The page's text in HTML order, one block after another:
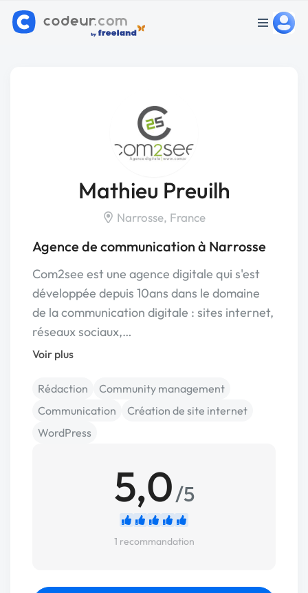
Mathieu Preuilh
Narrosse, France
Agence de communication à Narrosse
Com2see est une agence digitale qui s'est
développée depuis 10ans dans le domaine
de la communication digitale : sites internet,
réseaux sociaux,…
Voir plus
Rédaction
Community management
Communication
Création de site internet
WordPress
5,0/5
1 recommandation